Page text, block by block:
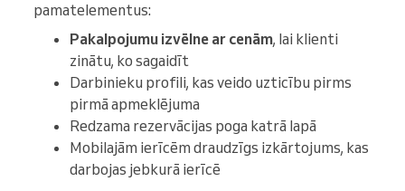
pamatelementus:
Pakalpojumu izvēlne ar cenām, lai klienti
zinātu, ko sagaidīt
Darbinieku profili, kas veido uzticību pirms
pirmā apmeklējuma
Redzama rezervācijas poga katrā lapā
Mobilajām ierīcēm draudzīgs izkārtojums, kas
darbojas jebkurā ierīcē